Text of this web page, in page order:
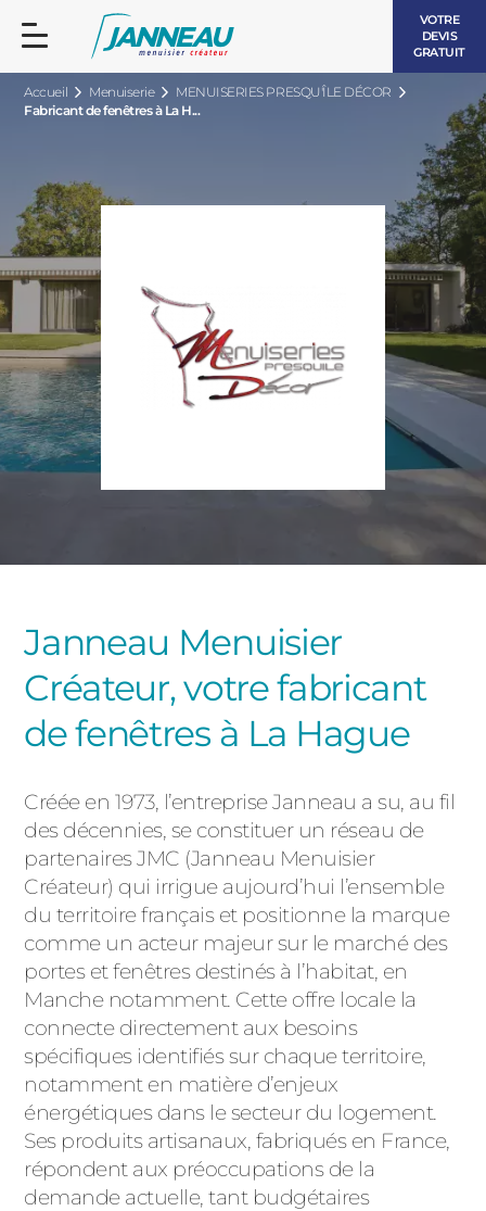
VOTRE
DEVIS
GRATUIT
Accueil Menuiserie
MENUISERIES PRESQU'ÎLE DÉCOR
Fabricant de fenêtres à La H...
Janneau Menuisier
Créateur, votre fabricant
de fenêtres à La Hague
Créée en 1973, l’entreprise Janneau a su, au fil
des décennies, se constituer un réseau de
partenaires JMC (Janneau Menuisier
Créateur) qui irrigue aujourd’hui l’ensemble
du territoire français et positionne la marque
comme un acteur majeur sur le marché des
portes et fenêtres destinés à l’habitat, en
Manche notamment. Cette offre locale la
connecte directement aux besoins
spécifiques identifiés sur chaque territoire,
notamment en matière d’enjeux
énergétiques dans le secteur du logement.
Ses produits artisanaux, fabriqués en France,
répondent aux préoccupations de la
demande actuelle, tant budgétaires
FENÊTRES ET PORTES-FENÊTRES
BOIS
ALUMINIUM
ACIER
BAIES VITRÉES
PORTES D’ENTRÉELES INTEMPORELLES
VOLETS ROULANTS
PERGOLAS
CARPORTS